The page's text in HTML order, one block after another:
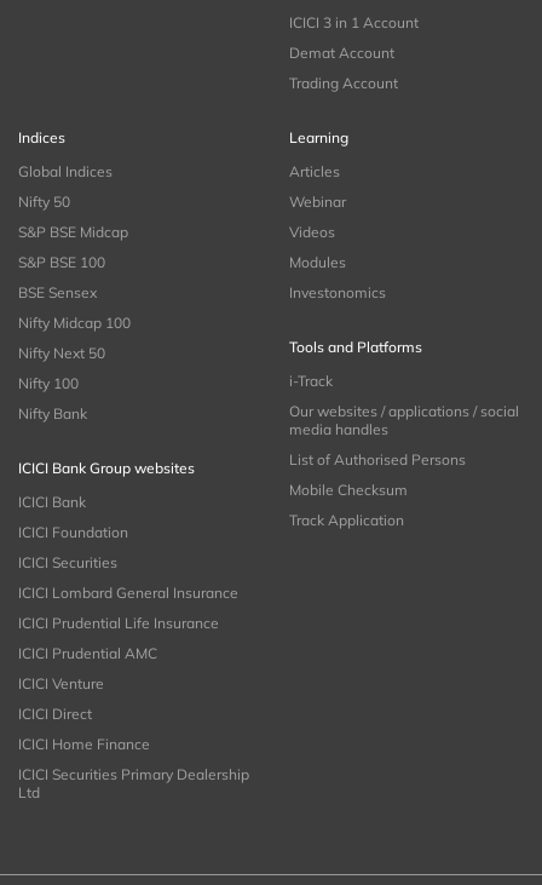
ICICI 3 in 1 Account
Demat Account
Trading Account
Indices
Global Indices
Nifty 50
S&P BSE Midcap
S&P BSE 100
BSE Sensex
Nifty Midcap 100
Nifty Next 50
Nifty 100
Nifty Bank
ICICI Bank Group websites
ICICI Bank
ICICI Foundation
ICICI Securities
ICICI Lombard General Insurance
ICICI Prudential Life Insurance
ICICI Prudential AMC
ICICI Venture
ICICI Direct
ICICI Home Finance
ICICI Securities Primary Dealership
Ltd
Learning
Articles
Webinar
Videos
Modules
Investonomics
Tools and Platforms
i-Track
Our websites / applications / social
media handles
List of Authorised Persons
Mobile Checksum
Track Application